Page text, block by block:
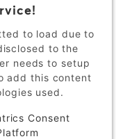
to load due to
to the
needs to setup
add this content
used.
Consent